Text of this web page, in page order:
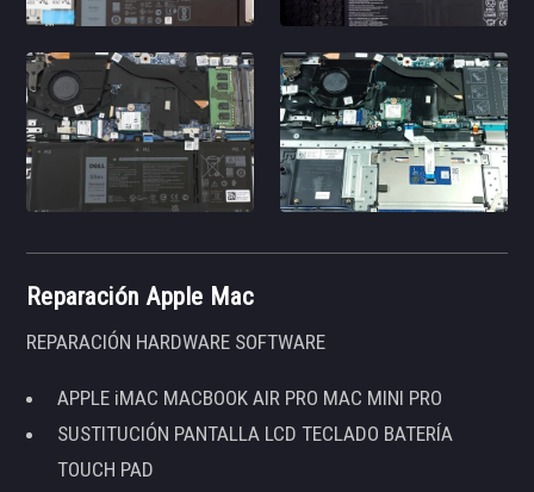
Reparación Apple Mac
REPARACIÓN HARDWARE SOFTWARE
APPLE iMAC MACBOOK AIR PRO MAC MINI PRO
SUSTITUCIÓN PANTALLA LCD TECLADO BATERÍA
TOUCH PAD